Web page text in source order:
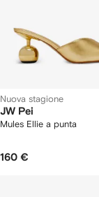
Nuova stagione
JW Pei
Mules Ellie a punta
160 €